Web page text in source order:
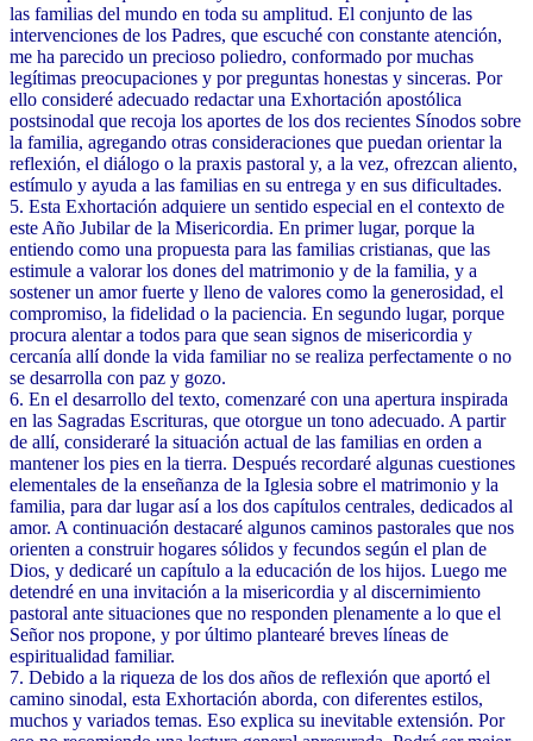
las familias del mundo en toda su amplitud. El conjunto de las
intervenciones de los Padres, que escuché con constante atención,
me ha parecido un precioso poliedro, conformado por muchas
legítimas preocupaciones y por preguntas honestas y sinceras. Por
ello consideré adecuado redactar una Exhortación apostólica
postsinodal que recoja los aportes de los dos recientes Sínodos sobre
la familia, agregando otras consideraciones que puedan orientar la
reflexión, el diálogo o la praxis pastoral y, a la vez, ofrezcan aliento,
estímulo y ayuda a las familias en su entrega y en sus dificultades.
5. Esta Exhortación adquiere un sentido especial en el contexto de
este Año Jubilar de la Misericordia. En primer lugar, porque la
entiendo como una propuesta para las familias cristianas, que las
estimule a valorar los dones del matrimonio y de la familia, y a
sostener un amor fuerte y lleno de valores como la generosidad, el
compromiso, la fidelidad o la paciencia. En segundo lugar, porque
procura alentar a todos para que sean signos de misericordia y
cercanía allí donde la vida familiar no se realiza perfectamente o no
se desarrolla con paz y gozo.
6. En el desarrollo del texto, comenzaré con una apertura inspirada
en las Sagradas Escrituras, que otorgue un tono adecuado. A partir
de allí, consideraré la situación actual de las familias en orden a
mantener los pies en la tierra. Después recordaré algunas cuestiones
elementales de la enseñanza de la Iglesia sobre el matrimonio y la
familia, para dar lugar así a los dos capítulos centrales, dedicados al
amor. A continuación destacaré algunos caminos pastorales que nos
orienten a construir hogares sólidos y fecundos según el plan de
Dios, y dedicaré un capítulo a la educación de los hijos. Luego me
detendré en una invitación a la misericordia y al discernimiento
pastoral ante situaciones que no responden plenamente a lo que el
Señor nos propone, y por último plantearé breves líneas de
espiritualidad familiar.
7. Debido a la riqueza de los dos años de reflexión que aportó el
camino sinodal, esta Exhortación aborda, con diferentes estilos,
muchos y variados temas. Eso explica su inevitable extensión. Por